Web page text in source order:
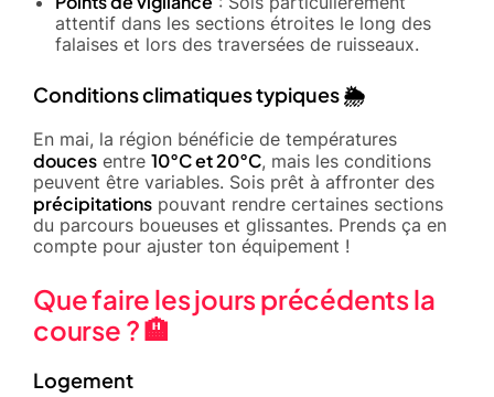
attentif dans les sections étroites le long des
falaises et lors des traversées de ruisseaux.
Conditions climatiques typiques 🌦️
En mai, la région bénéficie de températures
douces entre 10°C et 20°C, mais les conditions
peuvent être variables. Sois prêt à affronter des
précipitations pouvant rendre certaines sections
du parcours boueuses et glissantes. Prends ça en
compte pour ajuster ton équipement !
Que faire les jours précédents la
course ? 🏨
Logement